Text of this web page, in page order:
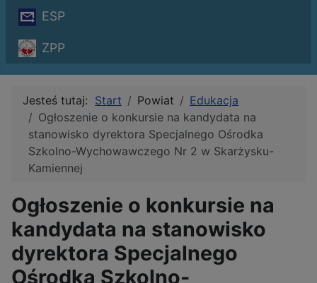
ESP
ZPP
Jesteś tutaj: Start Powiat
Edukacja
Ogłoszenie o konkursie na kandydata na
stanowisko dyrektora Specjalnego Ośrodka
Szkolno-Wychowawczego Nr 2 w Skarżysku-
Kamiennej
Ogłoszenie o konkursie na
kandydata na stanowisko
dyrektora Specjalnego
Ośrodka Szkolno-